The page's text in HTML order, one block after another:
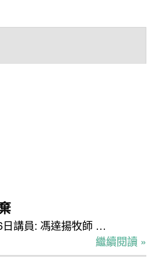
日講員: 馮達揚牧師 …
繼續閱讀 »